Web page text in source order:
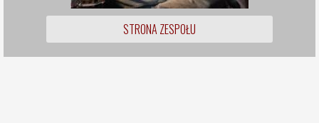
STRONA ZESPOŁU